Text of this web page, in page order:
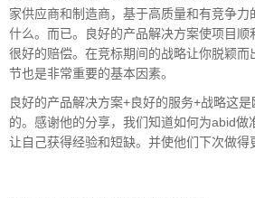
家供应商和制造商，基于高质量和有竞争
什么。而已。良好的产品解决方案使项目
很好的赔偿。在竞标期间的战略让你脱颖而
节也是非常重要的基本因素。
良好的产品解决方案+良好的服务+战略这是
的。感谢他的分享，我们知道如何为abid做
让自己获得经验和短缺。并使他们下次做得